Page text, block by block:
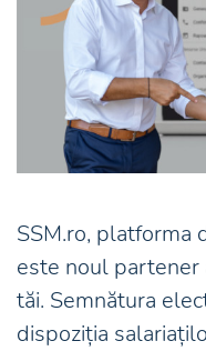
SSM.ro, platforma
este noul
tăi. Semnătura
dispoziția